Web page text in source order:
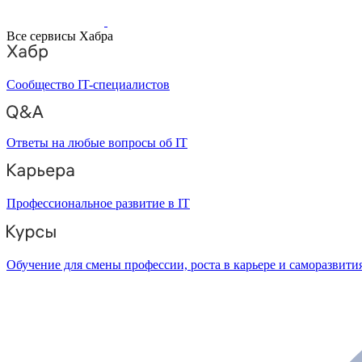
Все сервисы Хабра
Сообщество IT-специалистов
Ответы на любые вопросы об IT
Профессиональное развитие в IT
Обучение для смены профессии, роста в карьере и